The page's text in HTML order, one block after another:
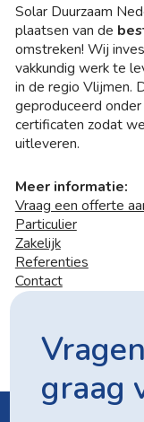
Solar Duurzaam
plaatsen van de
omstreken! Wij
vakkundig werk te
in de regio Vlijmen.
geproduceerd
certificaten zodat
uitleveren.
Meer informatie:
Vraag een offerte
Particulier
Zakelijk
Referenties
Contact
graag